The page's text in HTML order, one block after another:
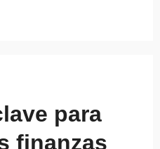
para
finanzas